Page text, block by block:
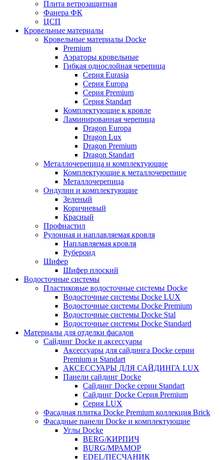
Плита ветрозащитная
Фанера ФК
ЦСП
Кровельные материалы
Кровельные материалы Docke
Premium
Аэраторы кровельные
Гибкая однослойная черепица
Серия Eurasia
Серия Europa
Серия Premium
Серия Standart
Комплектующие к кровле
Ламинированная черепица
Dragon Europa
Dragon Lux
Dragon Premium
Dragon Standart
Металлочерепица и комплектующие
Комплектующие к металлочерепице
Металлочерепица
Ондулин и комплектующие
Зеленый
Коричневый
Красный
Профнастил
Рулонная и наплавляемая кровля
Наплавляемая кровля
Рубероид
Шифер
Шифер плоский
Водосточные системы
Пластиковые водосточные системы Docke
Водосточные системы Docke LUX
Водосточные системы Docke Premium
Водосточные системы Docke Stal
Водосточные системы Docke Standard
Материалы для отделки фасадов
Сайдинг Docke и аксессуары
Аксессуары для сайдинга Docke серии
Premium и Standart
АКСЕССУАРЫ ДЛЯ САЙДИНГА LUX
Панели сайдинг Docke
Cайдинг Docke серии Standart
Сайдинг Docke Серия Premium
Серия LUX
Фасадная плитка Docke Premium коллекция Brick
Фасадные панели Docke и комплектующие
Углы Docke
BERG/КИРПИЧ
BURG/МРАМОР
EDEL/ПЕСЧАНИК